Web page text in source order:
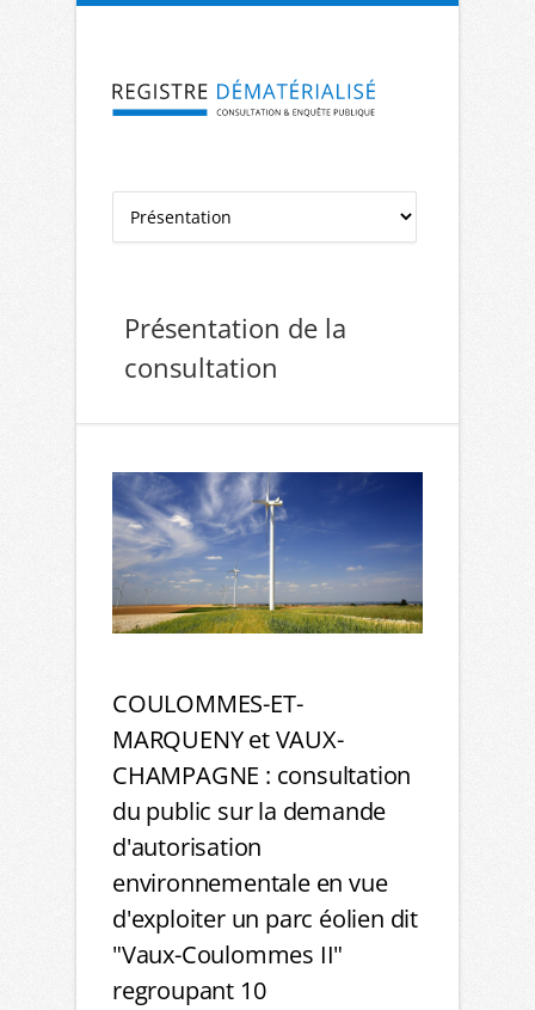
Aller à la navigation Aller au contenu
Présentation de la
consultation
COULOMMES-ET-
MARQUENY et VAUX-
CHAMPAGNE : consultation
du public sur la demande
d'autorisation
environnementale en vue
d'exploiter un parc éolien dit
"Vaux-Coulommes II"
regroupant 10